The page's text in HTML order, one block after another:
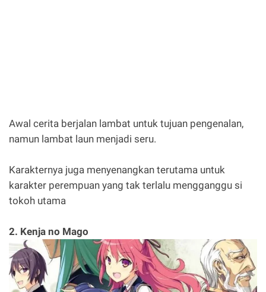
Awal cerita berjalan lambat untuk tujuan pengenalan,
namun lambat laun menjadi seru.
Karakternya juga menyenangkan terutama untuk
karakter perempuan yang tak terlalu mengganggu si
tokoh utama
2. Kenja no Mago